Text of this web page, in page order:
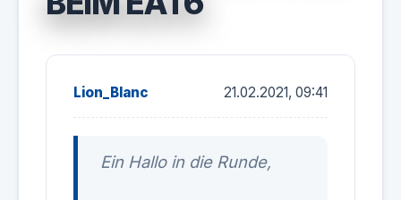
Lion_Blanc 21.02.2021, 09:41
Ein Hallo in die Runde,